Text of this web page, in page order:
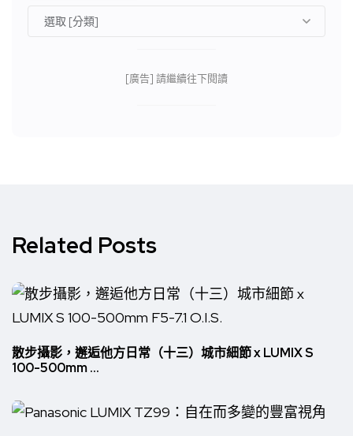
[廣告] 請繼續往下閱讀
Related Posts
散步攝影，邂逅他方日常（十三）城市細節 x LUMIX S
100-500mm ...